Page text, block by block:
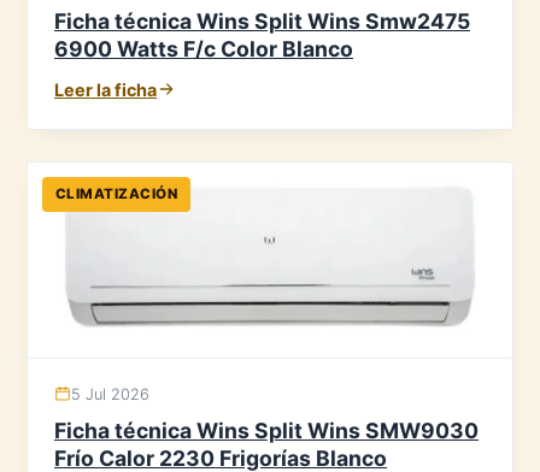
Ficha técnica Wins Split Wins Smw2475
6900 Watts F/c Color Blanco
Leer la ficha
CLIMATIZACIÓN
5 Jul 2026
Ficha técnica Wins Split Wins SMW9030
Frío Calor 2230 Frigorías Blanco